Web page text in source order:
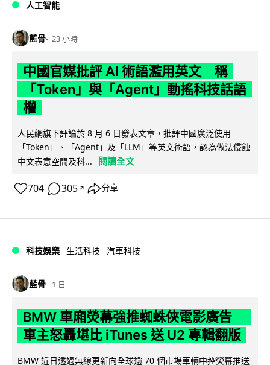
人工智能
藍骨 23 小時
中國官媒批評 AI 術語濫用英文 稱
「Token」與「Agent」動搖科技話語
權
人民網旗下評論於 8 月 6 日發表文章，批評中國廣泛使用
「Token」、「Agent」及「LLM」等英文術語，認為做法侵蝕
中文表意空間及科...
閱讀全文
704 305 ↗ 分享
科技娛樂 生活科技 汽車科技
藍骨 1 日
BMW 車廂熒幕強推蜘蛛俠電影廣告
車主怒轟堪比 iTunes 送 U2 專輯翻版
BMW 近日透過無線更新向全球逾 70 個市場車輛中控熒幕推送